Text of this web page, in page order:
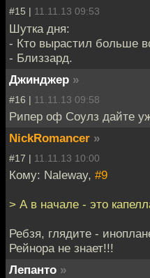
#15 | 11.11.13 09:53
Шутка дня:
- Кто вырастил больше
- Близзард.
Джинджер »
#16 | 11.11.13 09:58
Рипер оф Соулз дайте
NickRomancer »
#17 | 11.11.13 10:00
Кому: Naleway, #9
> А в начале - это
Ребзя, глядите -
Рейнора не знает!!!
Лепанто »